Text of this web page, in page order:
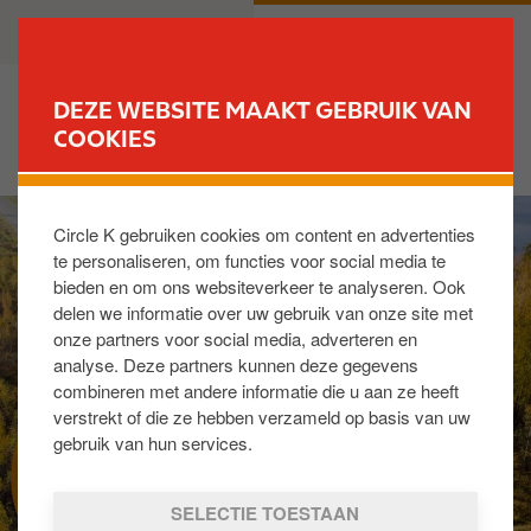
DEZE WEBSITE MAAKT GEBRUIK VAN
COOKIES
Circle K gebruiken cookies om content en advertenties
te personaliseren, om functies voor social media te
bieden en om ons websiteverkeer te analyseren. Ook
delen we informatie over uw gebruik van onze site met
onze partners voor social media, adverteren en
analyse. Deze partners kunnen deze gegevens
combineren met andere informatie die u aan ze heeft
verstrekt of die ze hebben verzameld op basis van uw
gebruik van hun services.
SELECTIE TOESTAAN
a
n
n
n
a
a
r
d
e
i
n
B
s
m
g
e
TANKPAS VOOR ZZP